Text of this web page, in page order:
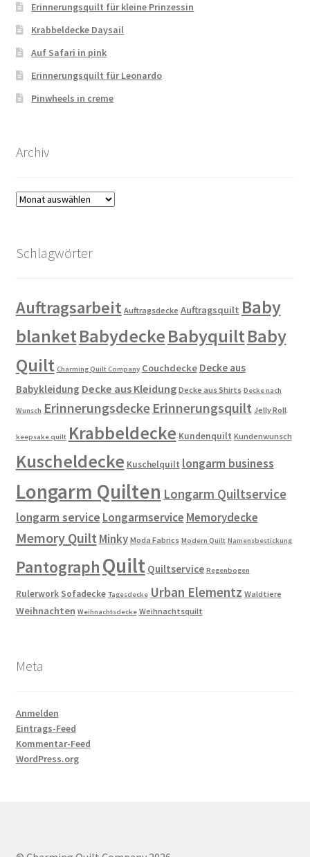
Erinnerungsquilt für kleine Prinzessin
Krabbeldecke Daysail
Auf Safari in pink
Erinnerungsquilt für Leonardo
Pinwheels in creme
Archiv
Archiv
Schlagwörter
Auftragsarbeit Auftragsdecke Auftragsquilt Baby
blanketBabydeckeBabyquiltBaby
Quilt Charming Quilt Company Couchdecke Decke aus
Babykleidung Decke aus Kleidung Decke aus Shirts Decke nach
Wunsch Erinnerungsdecke Erinnerungsquilt Jelly Roll
keepsake quilt Krabbeldecke Kundenquilt Kundenwunsch
Kuscheldecke Kuschelquilt longarm business
Longarm Quilten Longarm Quiltservice
longarm service Longarmservice Memorydecke
Memory Quilt Minky Moda Fabrics Modern Quilt Namensbestickung
Pantograph Quilt Quiltservice Regenbogen
Rulerwork Sofadecke Tagesdecke Urban Elementz Waldtiere
Weihnachten Weihnachtsdecke Weihnachtsquilt
Meta
Anmelden
Eintrags-Feed
Kommentar-Feed
WordPress.org